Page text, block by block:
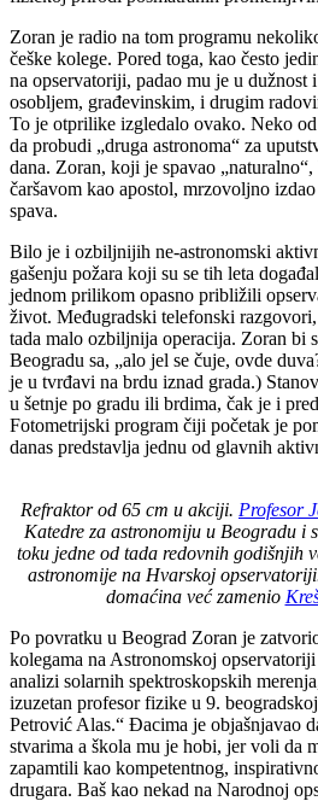
Zoran je radio na tom programu
češke kolege. Pored toga, kao često
na opservatoriji, padao mu je u dužnost
osobljem, građevinskim, i drugim
To je otprilike izgledalo ovako. Neko
da probudi „druga astronoma“ za
dana. Zoran, koji je spavao
čaršavom kao apostol, mrzovoljno
spava.
Bilo je i ozbiljnijih ne-astronomski
gašenju požara koji su se tih leta
jednom prilikom opasno približili
život. Međugradski telefonski
tada malo ozbiljnija operacija. Zoran bi
Beogradu sa, „alo jel se čuje, ovde
je u tvrđavi na brdu iznad grada.)
u šetnje po gradu ili brdima, čak je i
Fotometrijski program čiji početak je
danas predstavlja jednu od glavnih
Refraktor od 65 cm u akciji. Profesor
Katedre za astronomiju u Beogradu i
toku jedne od tada redovnih godišnjih
astronomije na Hvarskoj
domaćina već zamenio
Po povratku u Beograd Zoran je
kolegama na Astronomskoj
analizi solarnih spektroskopskih
izuzetan profesor fizike u 9.
Petrović Alas.“ Đacima je objašnjavao
stvarima a škola mu je hobi, jer voli da
zapamtili kao kompetentnog,
drugara. Baš kao nekad na Narodnoj